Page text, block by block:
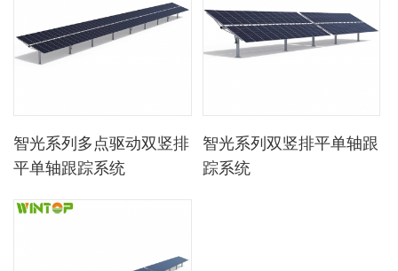
智光系列多点驱动双竖排
平单轴跟踪系统
智光系列双竖排平单轴跟
踪系统